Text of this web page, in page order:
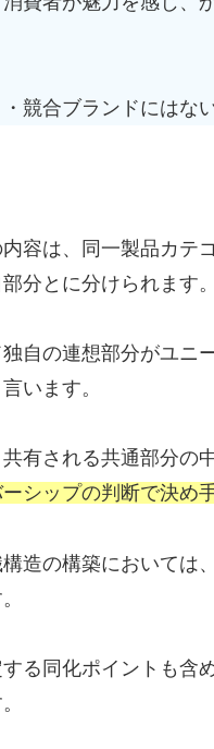
・競合ブランドにはな
容は、同一製品カテ
分とに分けられます
自の連想部分がユニ
言います。
有される共通部分の
シップの判断で決め
造の構築においては
る同化ポイントも含